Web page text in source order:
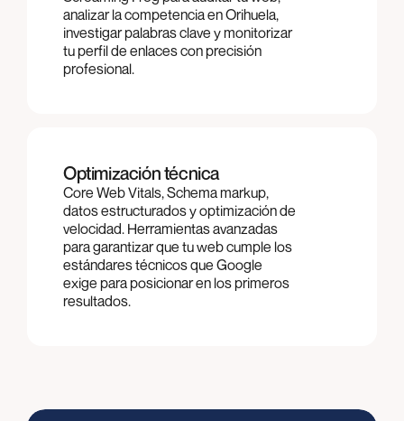
analizar la competencia en Orihuela,
investigar palabras clave y monitorizar
tu perfil de enlaces con precisión
profesional.
Optimización técnica
Core Web Vitals, Schema markup,
datos estructurados y optimización de
velocidad. Herramientas avanzadas
para garantizar que tu web cumple los
estándares técnicos que Google
exige para posicionar en los primeros
resultados.